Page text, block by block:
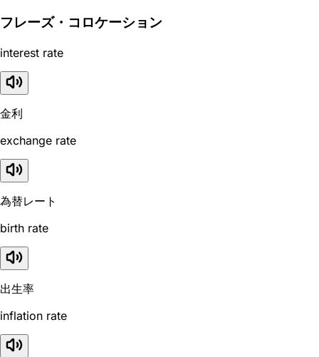
フレーズ・コロケーション
interest rate
金利
exchange rate
為替レート
birth rate
出生率
inflation rate